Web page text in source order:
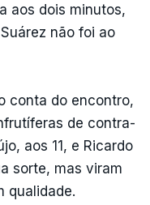
aos dois minutos,
não foi ao
conta do encontro,
de contra-
aos 11, e Ricardo
sorte, mas viram
qualidade.